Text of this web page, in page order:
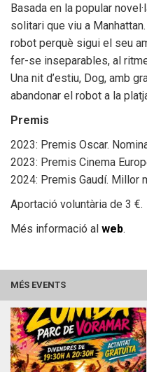
Òrgans de
Basada en la popular
solitari que viu a
robot perquè sigui el seu
fer-se inseparables, al
Una nit d’estiu, Dog, amb
abandonar el robot a la
Premis
2023: Premis Oscar.
2023: Premis Cinema
2024: Premis Gaudí. Millor
Aportació voluntària de 3 €.
Més informació al web.
MÉS EVENTS